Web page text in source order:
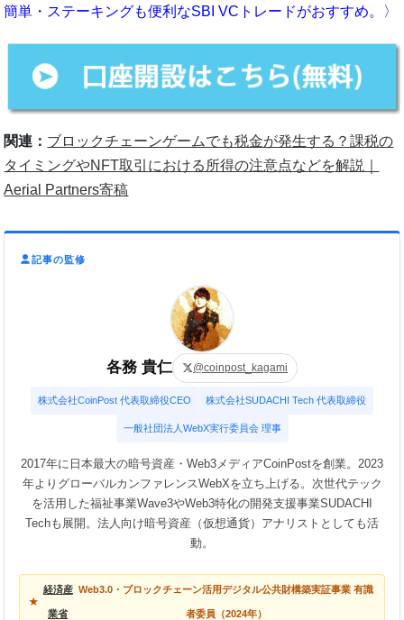
簡単・ステーキングも便利なSBI VCトレードがおすすめ。〉
関連： ブロックチェーンゲームでも税金が発生する？課税の
タイミングやNFT取引における所得の注意点などを解説｜
Aerial Partners寄稿
記事の監修
各務 貴仁 @coinpost_kagami
株式会社CoinPost 代表取締役CEO 株式会社SUDACHI Tech 代表取締役
一般社団法人WebX実行委員会 理事
2017年に日本最大の暗号資産・Web3メディアCoinPostを創業。2023
年よりグローバルカンファレンスWebXを立ち上げる。次世代テック
を活用した福祉事業Wave3やWeb3特化の開発支援事業SUDACHI
Techも展開。法人向け暗号資産（仮想通貨）アナリストとしても活
動。
経済産
業省
Web3.0・ブロックチェーン活用デジタル公共財構築実証事業 有識
者委員（2024年）